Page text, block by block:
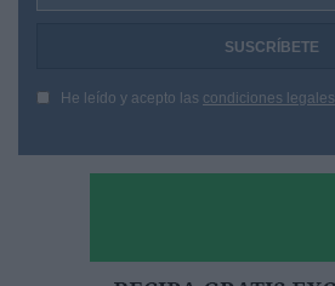
He leído y acepto las condiciones legales